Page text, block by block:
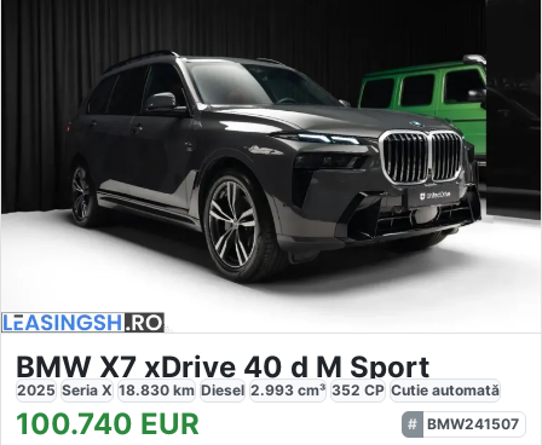
BMW X7 xDrive 40 d M Sport
2025 Seria X 18.830 km Diesel 2.993 cm³ 352 CP Cutie automată
100.740 EUR
BMW241507